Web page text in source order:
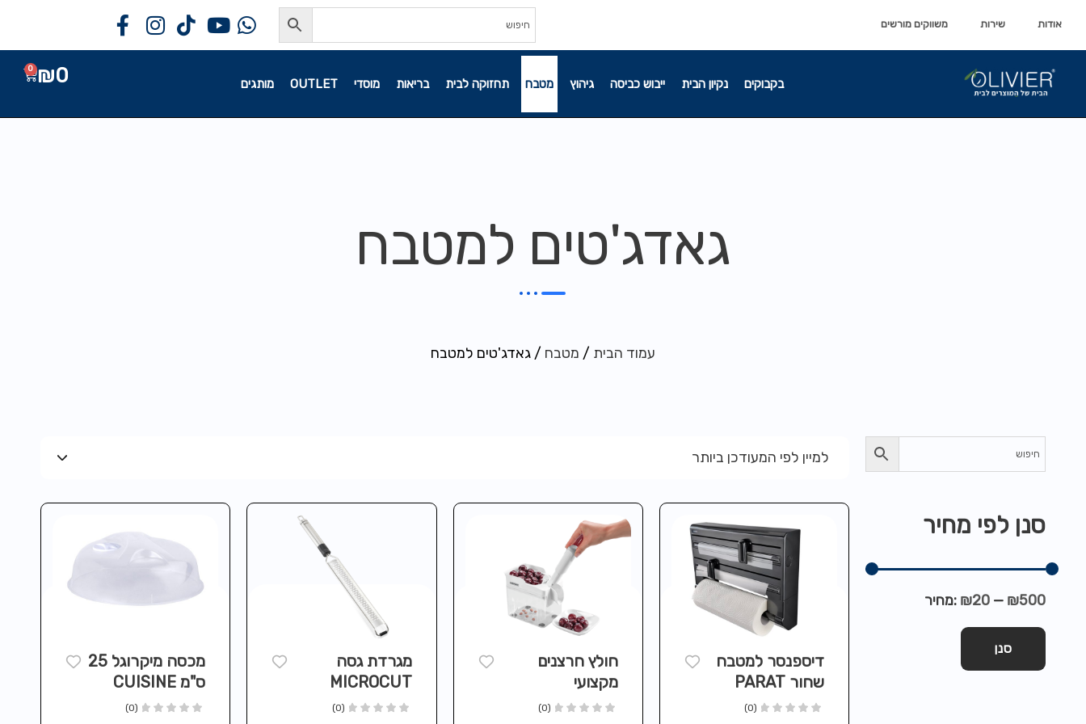
אודות שירות משווקים מורשים
בקבוקים נקיון הבית ייבוש כביסה גיהוץ מטבח תחזוקה לבית בריאות מוסדי OUTLET מותגים ₪0
0
גאדג'טים למטבח
עמוד הבית / מטבח / גאדג'טים למטבח
סנן לפי מחיר
סנן
מחיר: ₪20 — ₪500
למיין לפי המעודכן ביותר
דיספנסר למטבח
שחור PARAT
BLACK
(0)
חולץ חרצנים
מקצועי
(0)
מגרדת גסה
MICROCUT
מסדרת PROLINE
(0)
מכסה מיקרוגל 25
ס"מ CUISINE
(0)